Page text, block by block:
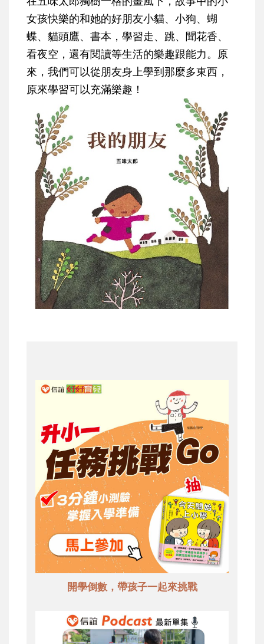
女孩快樂的和她的好朋友小貓、小狗、蝴
蝶、貓頭鷹、書本，學習走、跳、聞花香、
看夜空，還有閱讀等生活的樂趣跟能力。原
來，我們可以從朋友身上學到那麼多東西，
原來學習可以充滿樂趣！
開學倒數，帶孩子一起來挑戰